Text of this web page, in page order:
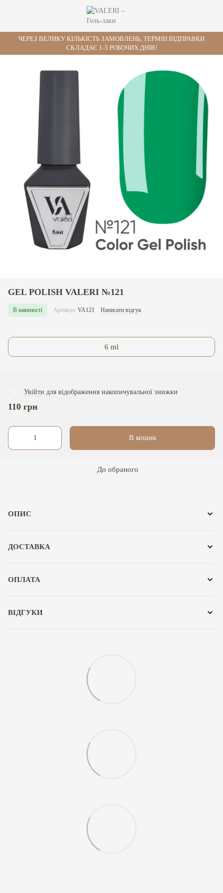
ЧЕРЕЗ ВЕЛИКУ КІЛЬКІСТЬ ЗАМОВЛЕНЬ, ТЕРМІН ВІДПРАВКИ
СКЛАДАЄ 1-5 РОБОЧИХ ДНІВ!
GEL POLISH VALERI №121
В наявності Артикул: VA121 Написати відгук
6 ml
110 грн
В кошик
Увійти для відображення накопичувальної знижки
До обраного
ОПИС
ДОСТАВКА
ОПЛАТА
ВІДГУКИ